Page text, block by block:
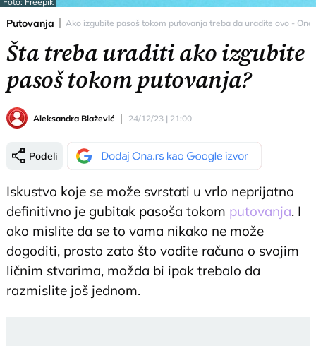
Putovanja Ako izgubite pasoš tokom putovanja treba da uradite ovo -
Šta treba uraditi ako izgubite
pasoš tokom putovanja?
Aleksandra Blažević 24/12/23 | 21:00
Podeli
Iskustvo koje se može svrstati u vrlo neprijatno
definitivno je gubitak pasoša tokom putovanja. I
ako mislite da se to vama nikako ne može
dogoditi, prosto zato što vodite računa o svojim
ličnim stvarima, možda bi ipak trebalo da
razmislite još jednom.